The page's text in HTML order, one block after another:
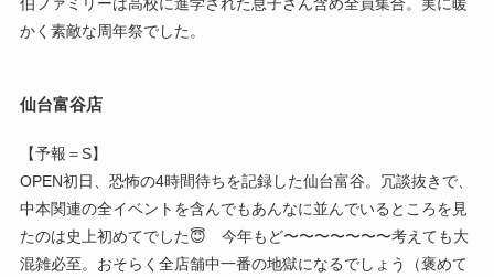
かく素敵な周年祭でした。
仙台富谷店
【予報＝S】
OPEN初日、恐怖の4時間待ちを記録した仙台富谷。冗談抜きで、
中本関連の全イベントを含んでもあんなに並んでいるところを見
たのは史上初めてでした😇 今年もど〜〜〜〜〜〜〜考えても大
混雑必至。おそらく全店舗中一番の地獄になるでしょう（褒めて